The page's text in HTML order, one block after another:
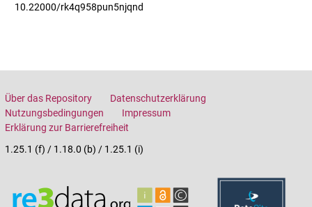
10.22000/rk4q958pun5njqnd
Über das Repository
Datenschutzerklärung
Nutzungsbedingungen
Impressum
Erklärung zur Barrierefreiheit
1.25.1 (f) / 1.18.0 (b) / 1.25.1 (i)